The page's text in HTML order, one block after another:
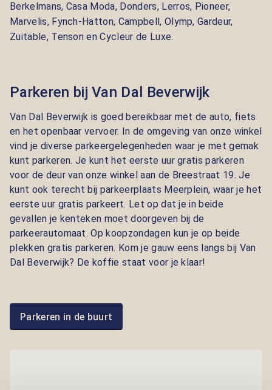
Berkelmans, Casa Moda, Donders, Lerros, Pioneer,
Marvelis, Fynch-Hatton, Campbell, Olymp, Gardeur,
Zuitable, Tenson en Cycleur de Luxe.
Parkeren bij Van Dal Beverwijk
Van Dal Beverwijk is goed bereikbaar met de auto, fiets
en het openbaar vervoer. In de omgeving van onze winkel
vind je diverse parkeergelegenheden waar je met gemak
kunt parkeren. Je kunt het eerste uur gratis parkeren
voor de deur van onze winkel aan de Breestraat 19. Je
kunt ook terecht bij parkeerplaats Meerplein, waar je het
eerste uur gratis parkeert. Let op dat je in beide
gevallen je kenteken moet doorgeven bij de
parkeerautomaat. Op koopzondagen kun je op beide
plekken gratis parkeren. Kom je gauw eens langs bij Van
Dal Beverwijk? De koffie staat voor je klaar!
Parkeren in de buurt